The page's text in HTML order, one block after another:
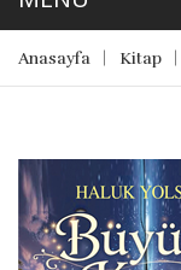
Anasayfa Kitap